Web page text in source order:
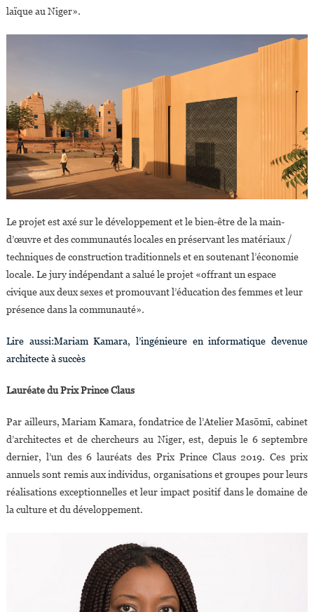
laïque au Niger».
Le projet est axé sur le développement et le bien-être de la main-
d’œuvre et des communautés locales en préservant les matériaux /
techniques de construction traditionnels et en soutenant l’économie
locale. Le jury indépendant a salué le projet «offrant un espace
civique aux deux sexes et promouvant l’éducation des femmes et leur
présence dans la communauté».
Lire aussi:Mariam Kamara, l’ingénieure en informatique devenue
architecte à succès
Lauréate du Prix Prince Claus
Par ailleurs, Mariam Kamara, fondatrice de l’Atelier Masōmī, cabinet
d’architectes et de chercheurs au Niger, est, depuis le 6 septembre
dernier, l’un des 6 lauréats des Prix Prince Claus 2019. Ces prix
annuels sont remis aux individus, organisations et groupes pour leurs
réalisations exceptionnelles et leur impact positif dans le domaine de
la culture et du développement.